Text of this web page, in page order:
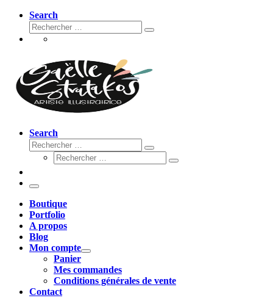
Search
Rechercher
Rechercher
Search
Rechercher
Rechercher
Rechercher
Rechercher
Menu
Boutique
Portfolio
A propos
Blog
Mon compte
Panier
Mes commandes
Conditions générales de vente
Contact